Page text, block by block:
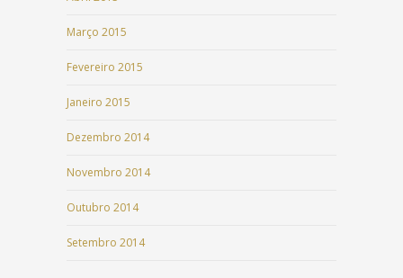
Março 2015
Fevereiro 2015
Janeiro 2015
Dezembro 2014
Novembro 2014
Outubro 2014
Setembro 2014